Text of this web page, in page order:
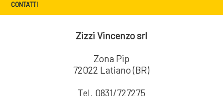
CONTATTI
Zizzi Vincenzo srl
Zona Pip
72022 Latiano (BR)
Tel. 0831/727275